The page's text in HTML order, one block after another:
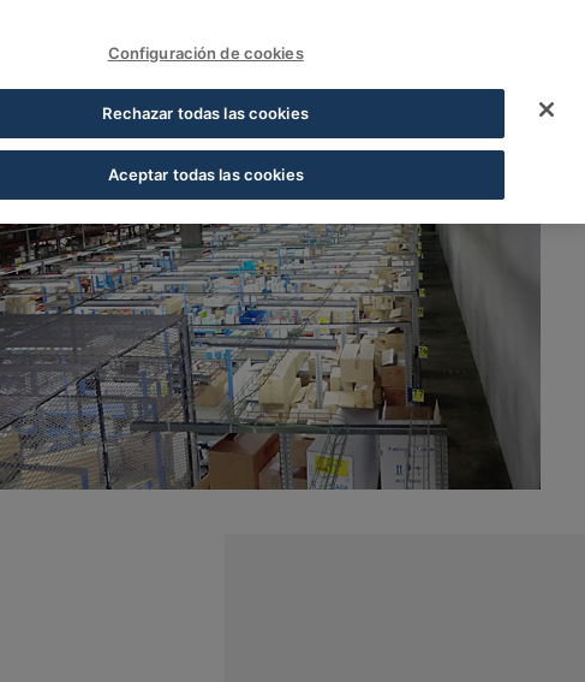
FUNDACIÓN COFARES
Configuración de cookies
Rechazar todas las cookies
Aceptar todas las cookies